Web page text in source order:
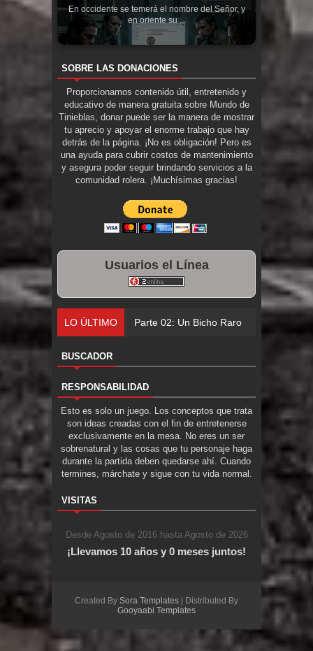
En occidente se temerá el nombre del Señor, y
en oriente su ...
SOBRE LAS DONACIONES
Proporcionamos contenido útil, entretenido y
educativo de manera gratuita sobre Mundo de
Tinieblas, donar puede ser la manera de mostrar
tu aprecio y apoyar el enorme trabajo que hay
detrás de la página. ¡No es obligación! Pero es
una ayuda para cubrir costos de mantenimiento
y asegura poder seguir brindando servicios a la
comunidad rolera. ¡Muchísimas gracias!
Usuarios el Línea
LO ÚLTIMO Parte 02: Un Bicho Raro
BUSCADOR
RESPONSABILIDAD
Esto es solo un juego. Los conceptos que trata
son ideas creadas con el fin de entretenerse
exclusivamente en la mesa. No eres un ser
sobrenatural y las cosas que tu personaje haga
durante la partida deben quedarse ahí. Cuando
termines, márchate y sigue con tu vida normal.
VISITAS
Desde Agosto de 2016 hasta Agosto de 2026
¡Llevamos 10 años y 0 meses juntos!
Created By Sora Templates | Distributed By
Gooyaabi Templates